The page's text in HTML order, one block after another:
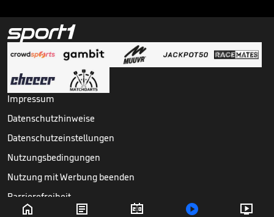
    
Impressum
Datenschutzhinweise
Datenschutzeinstellungen
Nutzungsbedingungen
Nutzung mit Werbung beenden
Barrierefreiheit